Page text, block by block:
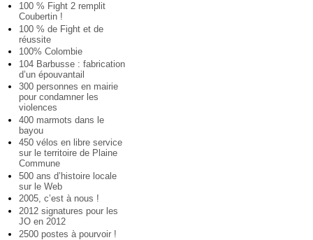
100 % Fight 2 remplit
Coubertin !
100 % de Fight et de
réussite
100% Colombie
104 Barbusse : fabrication
d’un épouvantail
300 personnes en mairie
pour condamner les
violences
400 marmots dans le
bayou
450 vélos en libre service
sur le territoire de Plaine
Commune
500 ans d’histoire locale
sur le Web
2005, c’est à nous !
2012 signatures pour les
JO en 2012
2500 postes à pourvoir !